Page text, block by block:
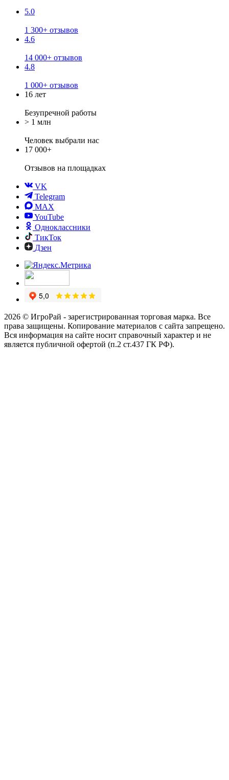
5.0
1 300+ отзывов
4.6
14 000+ отзывов
4.8
1 000+ отзывов
16 лет
Безупречной работы
> 1 млн
Человек выбрали нас
17 000+
Отзывов на площадках
VK
Telegram
MAX
YouTube
Одноклассники
ТикТок
Дзен
2026 © ИгроРай - зарегистрированная торговая марка. Все
права защищены. Копирование материалов с сайта запрещено.
Вся информация на сайте носит справочный характер и не
является публичной офертой (п.2 ст.437 ГК РФ).